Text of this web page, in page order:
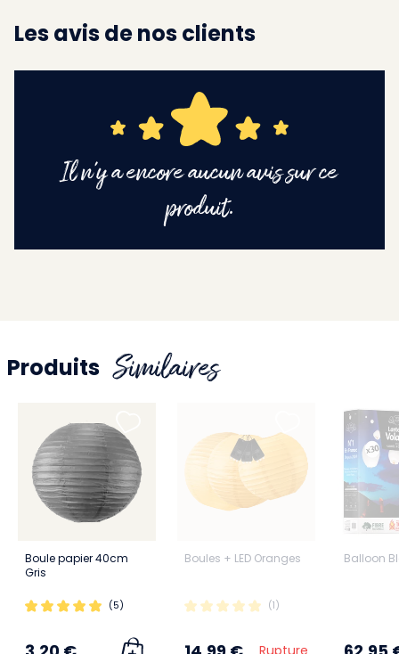
Les avis de nos clients
Il n'y a encore aucun avis sur ce
produit.
Produits Similaires
Boule papier 40cm
Gris
(5)
Boules + LED Oranges
(1)
Balloon